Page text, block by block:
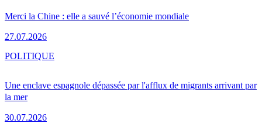
Merci la Chine : elle a sauvé l’économie mondiale
27.07.2026
Une enclave espagnole dépassée par l'afflux de migrants arrivant par
la mer
30.07.2026
POLITIQUE